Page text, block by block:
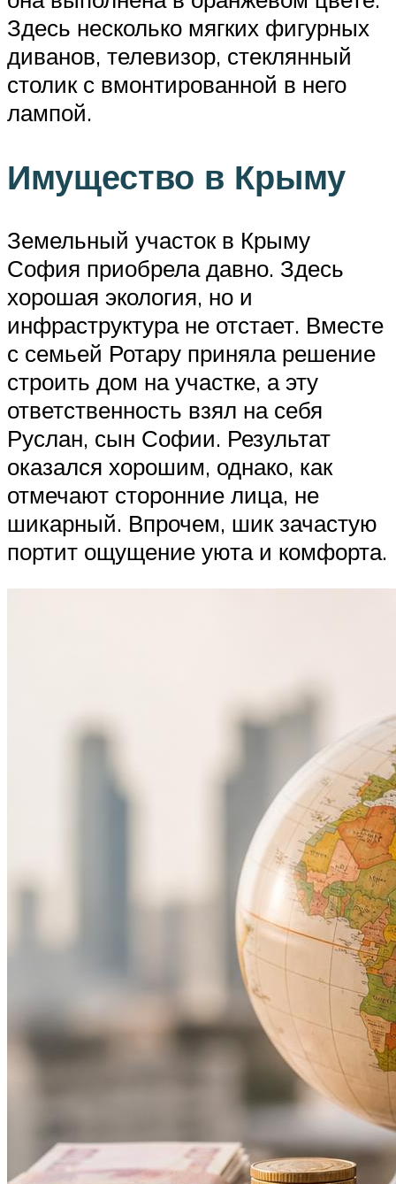
Здесь несколько мягких фигурных
диванов, телевизор, стеклянный
столик с вмонтированной в него
лампой.
Имущество в Крыму
Земельный участок в Крыму
София приобрела давно. Здесь
хорошая экология, но и
инфраструктура не отстает. Вместе
с семьей Ротару приняла решение
строить дом на участке, а эту
ответственность взял на себя
Руслан, сын Софии. Результат
оказался хорошим, однако, как
отмечают сторонние лица, не
шикарный. Впрочем, шик зачастую
портит ощущение уюта и комфорта.